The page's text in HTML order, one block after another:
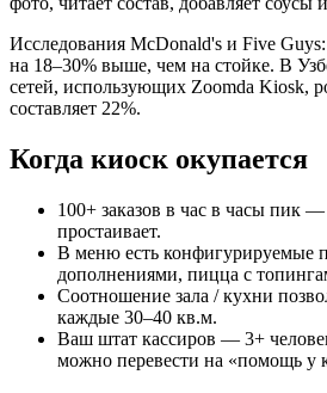
Исследования McDonald's и Five
на 18–30% выше, чем на стойке. В
сетей, использующих Zoomda Kiosk,
составляет 22%.
Когда киоск окупается
100+ заказов в час в часы пик
простаивает.
В меню есть конфигурируемые
дополнениями, пицца с
Соотношение зала / кухни
каждые 30–40 кв.м.
Ваш штат кассиров — 3+
можно перевести на «помощь у